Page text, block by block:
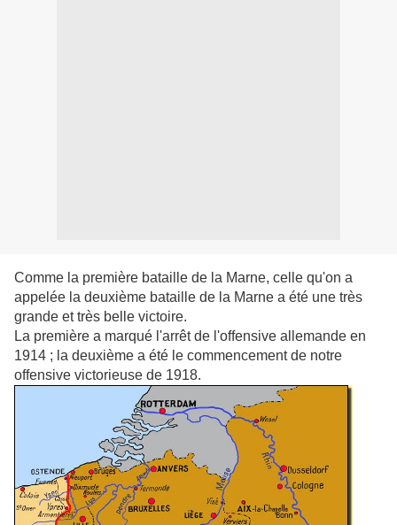
Comme la première bataille de la Marne, celle qu'on a
appelée la deuxième bataille de la Marne a été une très
grande et très belle victoire.
La première a marqué l'arrêt de l'offensive allemande en
1914 ; la deuxième a été le commencement de notre
offensive victorieuse de 1918.